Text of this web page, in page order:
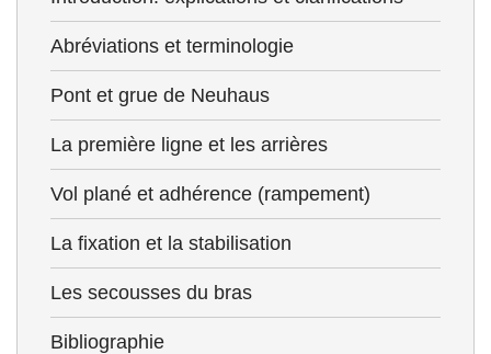
Abréviations et terminologie
Pont et grue de Neuhaus
La première ligne et les arrières
Vol plané et adhérence (rampement)
La fixation et la stabilisation
Les secousses du bras
Bibliographie